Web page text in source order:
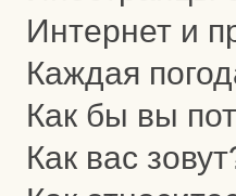
Интернет и
Каждая
Как бы вы
Как вас